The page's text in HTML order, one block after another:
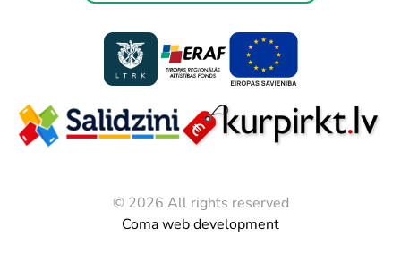
© 2026 All rights reserved
Coma web development